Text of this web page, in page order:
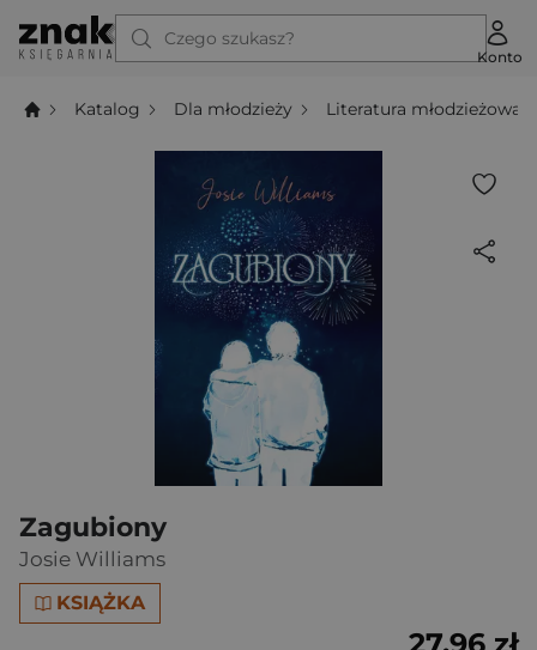
Czego szukasz?
Konto
Katalog Dla młodzieży Literatura młodzieżowa
Zagubiony
Josie Williams
KSIĄŻKA